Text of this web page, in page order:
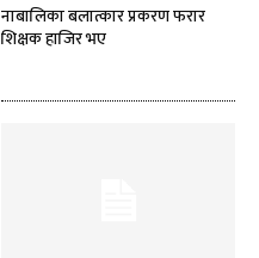
नाबालिका बलात्कार प्रकरण फरार
शिक्षक हाजिर भए